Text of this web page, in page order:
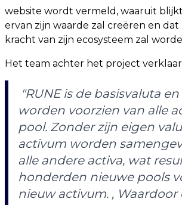
website wordt vermeld, waaruit
ervan zijn waarde zal creëren en dat
kracht van zijn ecosysteem zal
Het team achter het project
"RUNE is de basisvaluta
worden voorzien van alle
pool. Zonder zijn eigen
activum worden
alle andere activa, wat
honderden nieuwe pools
nieuw activum. , Waardoor